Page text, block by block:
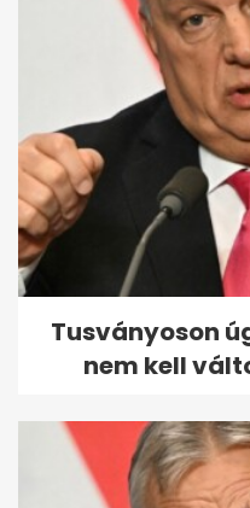
Mit
gyíkot
Tusványoson
nem kell